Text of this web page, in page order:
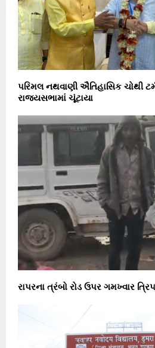
પરિમલ નથવાણી ઐતિહાસિક ચોથી
રાજ્યસભામાં ચૂંટાયા
રાપરના ત્રંબો રોડ ઉપર ગમખ્વાર